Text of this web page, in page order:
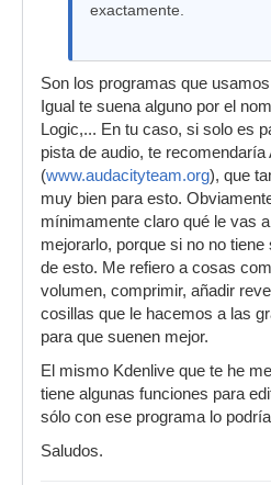
exactamente.
Son los programas que
Igual te suena alguno por el
Logic,... En tu caso, si solo es
pista de audio, te recomendaría
(www.audacityteam.org), que
muy bien para esto.
mínimamente claro qué le vas
mejorarlo, porque si no no
de esto. Me refiero a cosas
volumen, comprimir, añadir
cosillas que le hacemos a las
para que suenen mejor.
El mismo Kdenlive que te he
tiene algunas funciones para
sólo con ese programa lo
Saludos.